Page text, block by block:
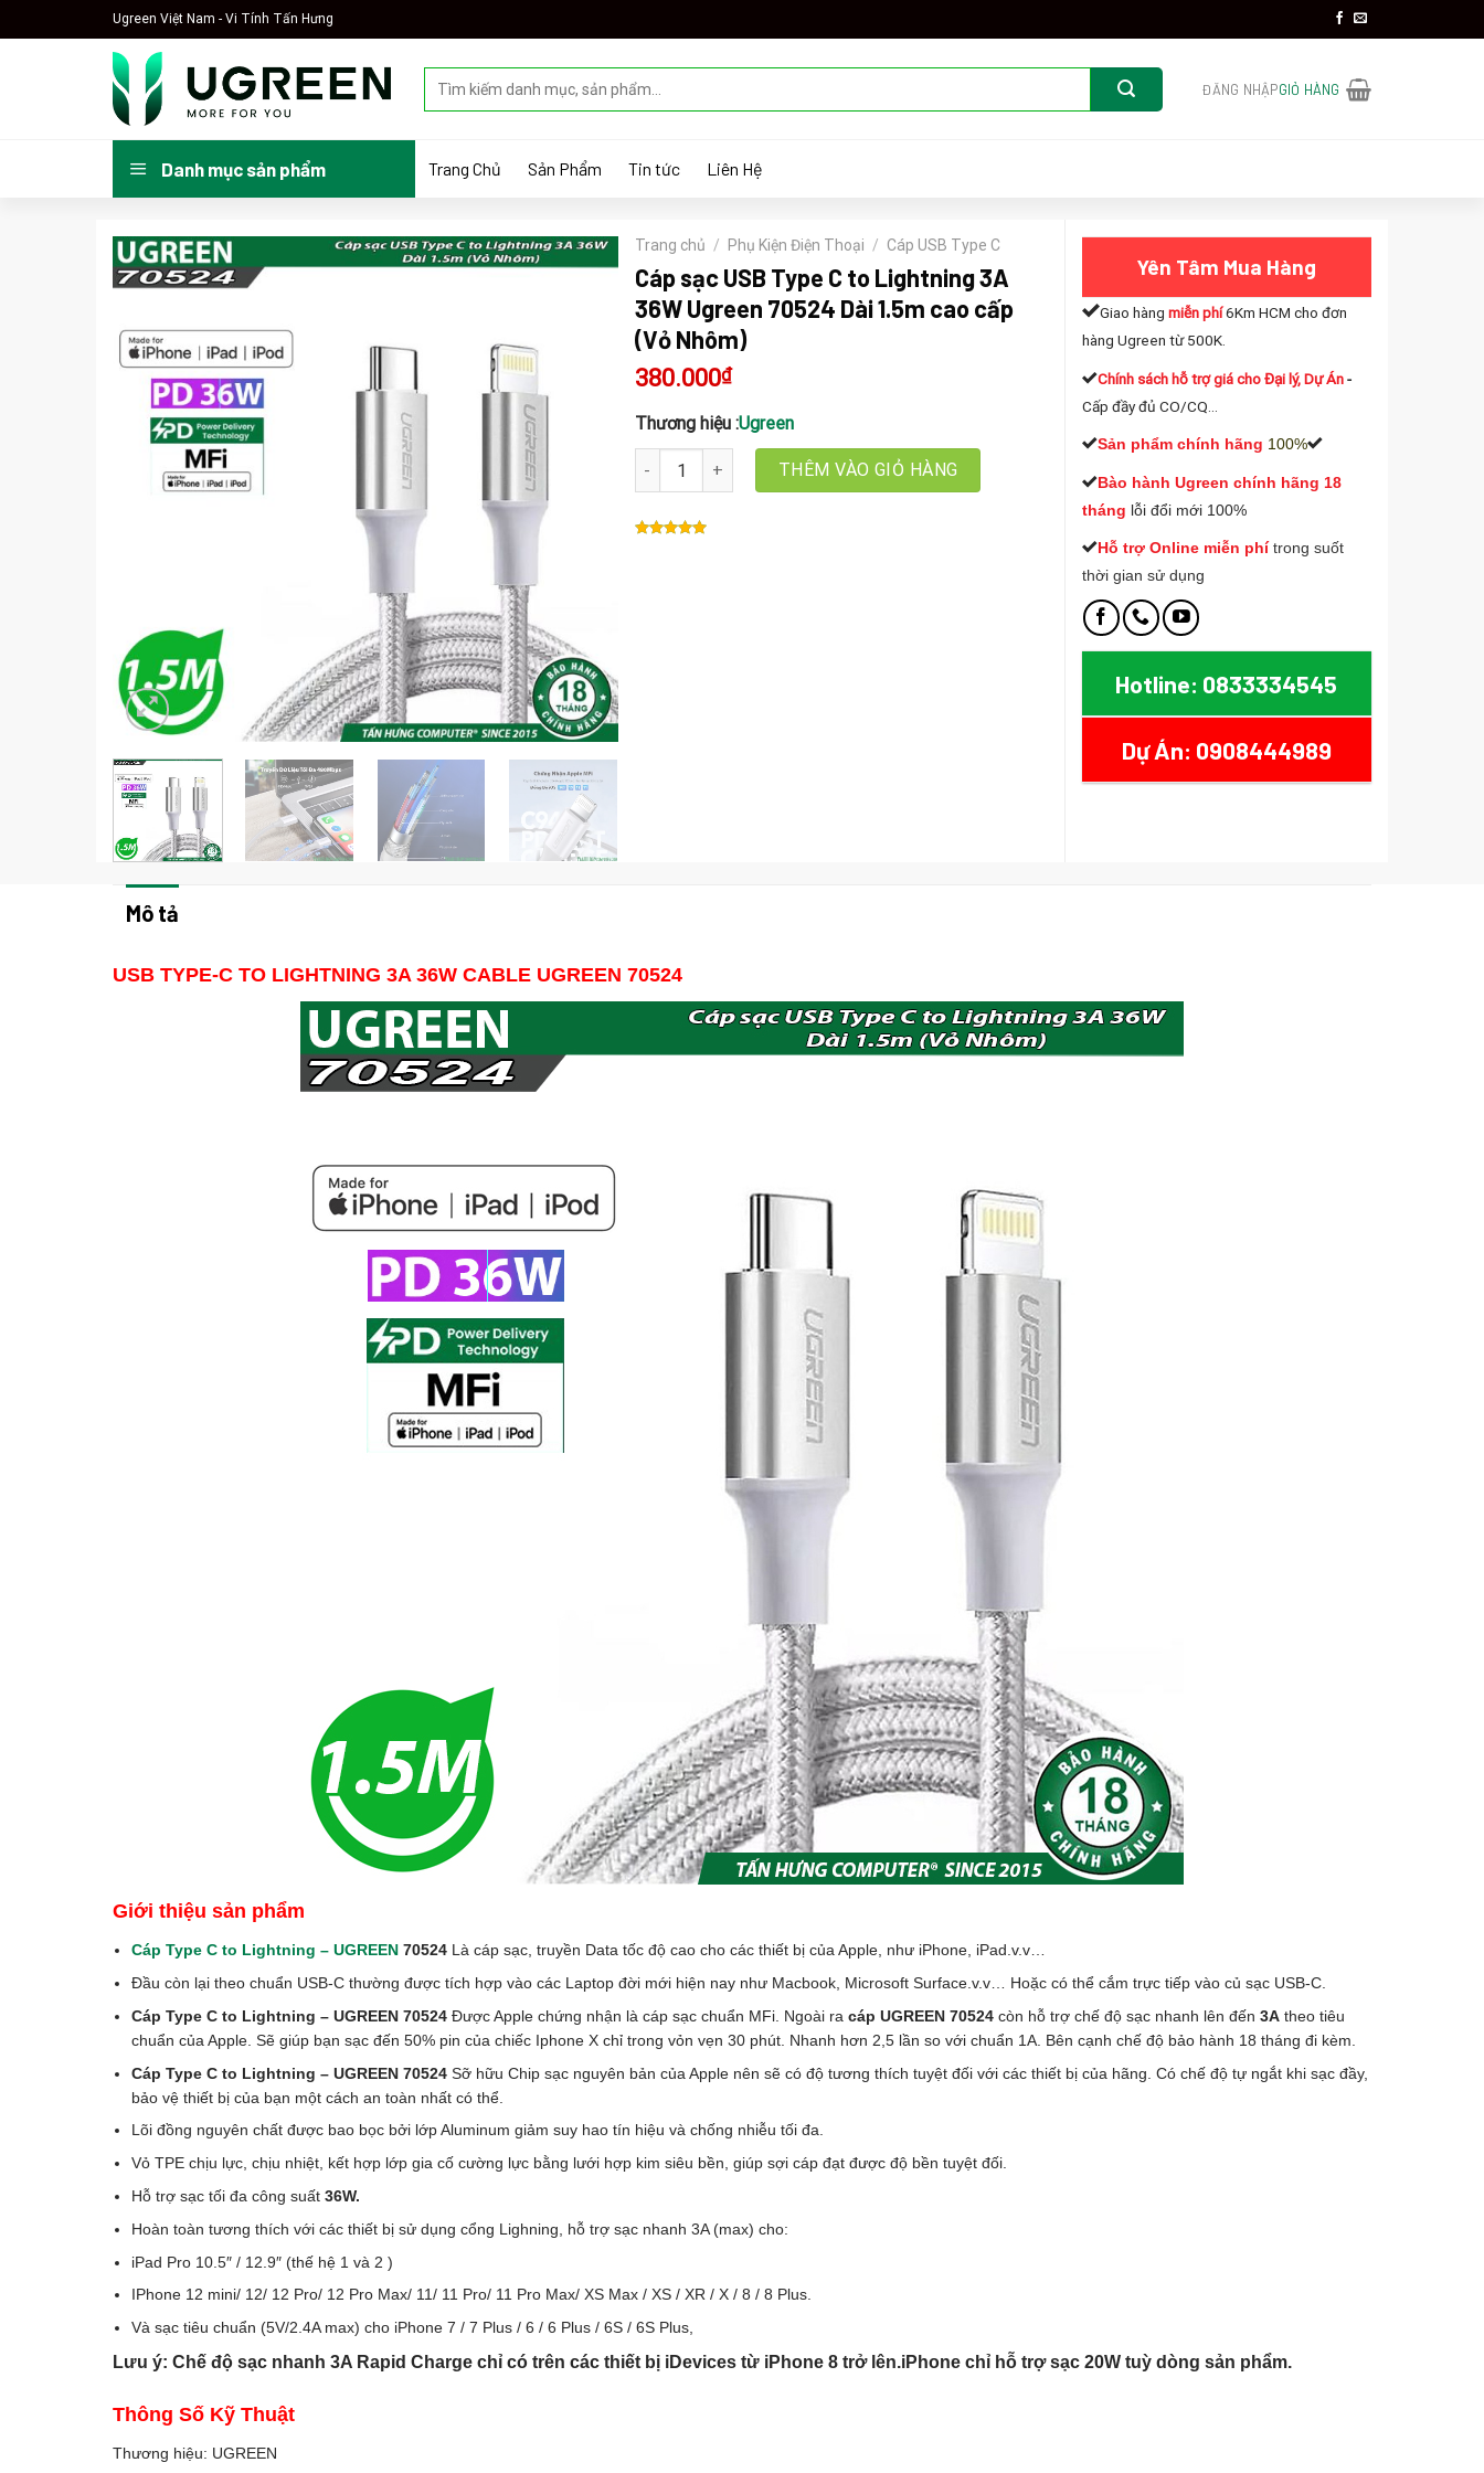
to
Ugreen Việt Nam - Vi Tính Tấn Hưng
kiếm:
ĐĂNG NHẬPGIỎ HÀNG
Danh mục sản phẩm Trang Chủ Sản Phẩm Tin tức Liên Hệ
Trang chủ / Phụ Kiện Điện Thoại / Cáp USB Type C
Cáp sạc USB Type C to Lightning 3A
36W Ugreen 70524 Dài 1.5m cao cấp
(Vỏ Nhôm)
380.000₫
Thương hiệu :Ugreen
Cáp sạc USB Type C to Lightning 3A 36W Ugreen 70524 Dài 1.5m cao cấp (Vỏ Nhôm) số lượng
THÊM VÀO GIỎ HÀNG
Yên Tâm Mua Hàng
Giao hàng miễn phí 6Km HCM cho đơn
hàng Ugreen từ 500K.
Chính sách hỗ trợ giá cho Đại lý, Dự Án-
Cấp đầy đủ CO/CQ...
Sản phẩm chính hãng 100%
Bào hành Ugreen chính hãng 18
tháng lỗi đổi mới 100%
Hỗ trợ Online miễn phí trong suốt
thời gian sử dụng
Hotline: 0833334545
Dự Án: 0908444989
Mô tả
USB TYPE-C TO LIGHTNING 3A 36W CABLE UGREEN 70524
Giới thiệu sản phẩm
Cáp Type C to Lightning – UGREEN 70524Là cáp sạc, truyền Data tốc độ cao cho các thiết bị của Apple, như iPhone, iPad.v.v…
Đầu còn lại theo chuẩn USB-C thường được tích hợp vào các Laptop đời mới hiện nay như Macbook, Microsoft Surface.v.v… Hoặc có thể cắm trực tiếp vào củ sạc USB-C.
Cáp Type C to Lightning – UGREEN 70524 Được Apple chứng nhận là cáp sạc chuẩn MFi. Ngoài ra cáp UGREEN 70524còn hỗ trợ chế độ sạc nhanh lên đến 3Atheo tiêu
chuẩn của Apple. Sẽ giúp bạn sạc đến 50% pin của chiếc Iphone X chỉ trong vỏn vẹn 30 phút. Nhanh hơn 2,5 lần so với chuẩn 1A. Bên cạnh chế độ bảo hành 18 tháng đi kèm.
Cáp Type C to Lightning – UGREEN 70524 Sỡ hữu Chip sạc nguyên bản của Apple nên sẽ có độ tương thích tuyệt đối với các thiết bị của hãng. Có chế độ tự ngắt khi sạc đầy,
bảo vệ thiết bị của bạn một cách an toàn nhất có thể.
Lõi đồng nguyên chất được bao bọc bởi lớp Aluminum giảm suy hao tín hiệu và chống nhiễu tối đa.
Vỏ TPE chịu lực, chịu nhiệt, kết hợp lớp gia cố cường lực bằng lưới hợp kim siêu bền, giúp sợi cáp đạt được độ bền tuyệt đối.
Hỗ trợ sạc tối đa công suất36W.
Hoàn toàn tương thích với các thiết bị sử dụng cổng Lighning, hỗ trợ sạc nhanh 3A (max) cho:
iPad Pro 10.5″ / 12.9″ (thế hệ 1 và 2 )
IPhone 12 mini/ 12/ 12 Pro/ 12 Pro Max/ 11/ 11 Pro/ 11 Pro Max/ XS Max / XS / XR / X / 8 / 8 Plus.
Và sạc tiêu chuẩn (5V/2.4A max) cho iPhone 7 / 7 Plus / 6 / 6 Plus / 6S / 6S Plus,
Lưu ý: Chế độ sạc nhanh 3A Rapid Charge chỉ có trên các thiết bị iDevices từ iPhone 8 trở lên.iPhone chỉ hỗ trợ sạc 20W tuỳ dòng sản phẩm.
Thông Số Kỹ Thuật
Thương hiệu: UGREEN